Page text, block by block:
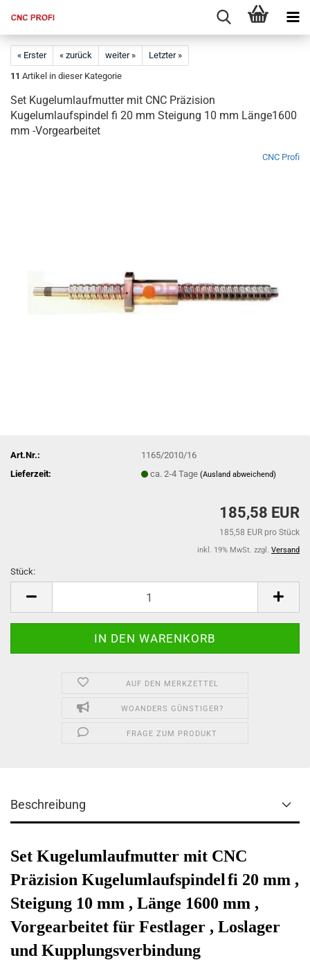
« Erster « zurück weiter »
Letzter »
11 Artikel in dieser Kategorie
Set Kugelumlaufmutter mit CNC Präzision
Kugelumlaufspindel fi 20 mm Steigung 10 mm Länge1600
mm -Vorgearbeitet
CNC Profi
Art.Nr.:
1165/2010/16
Lieferzeit:
ca. 2-4 Tage(Ausland abweichend)
185,58 EUR
185,58 EUR pro Stück
inkl. 19% MwSt. zzgl. Versand
Stück:
AUF DEN MERKZETTEL
WOANDERS GÜNSTIGER?
FRAGE ZUM PRODUKT
Beschreibung
Set Kugelumlaufmutter mit CNC
Präzision Kugelumlaufspindelfi 20 mm ,
Steigung 10 mm , Länge 1600 mm ,
Vorgearbeitet für Festlager , Loslager
und Kupplungsverbindung